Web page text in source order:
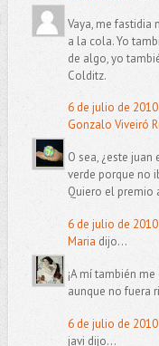
Vaya, me fastidia
a la cola. Yo
de algo, yo
Colditz.
6 de julio de
Gonzalo Viveiró
O sea, ¿este
verde porque no
Quiero el premio
6 de julio de
Maria dijo...
¡A mí también
aunque no fuera
6 de julio de
javi dijo...